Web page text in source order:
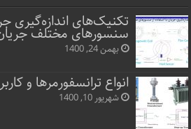
تکنیک‌های اندازه‌گیری
سنسورهای مختلف
بهمن 24, 1400
انواع ترانسفورمرها و
شهریور 10, 1400